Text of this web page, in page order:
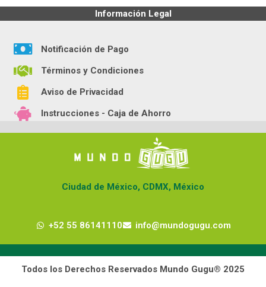
Información Legal
Notificación de Pago
Términos y Condiciones
Aviso de Privacidad
Instrucciones - Caja de Ahorro
Ciudad de México, CDMX, México
+52 55 86141110 info@mundogugu.com
Todos los Derechos Reservados Mundo Gugu® 2025